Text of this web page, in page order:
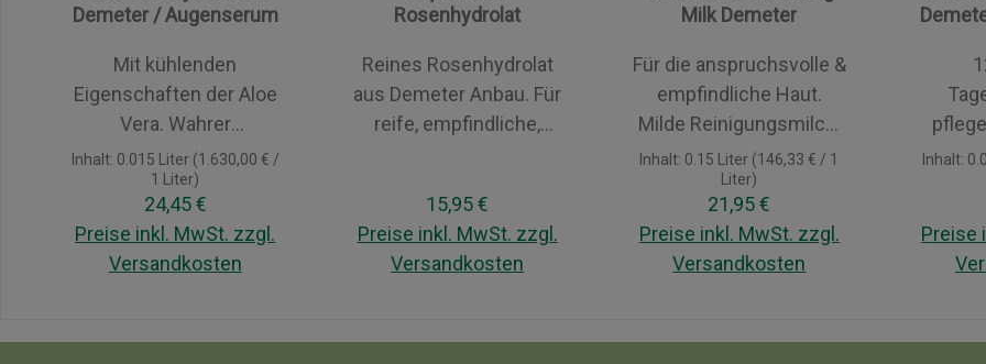
Demeter / Augenserum
Mit kühlenden
Eigenschaften der Aloe
Vera. Wahrer
Feuchtigeitsspender.
Das Demeter Aloe Vera
Augenserum ist ein
wahrer
Feuchtigkeitsspender
Inhalt: 0.015 Liter (1.630,00 € /
1 Liter)
Regulärer Preis:
24,45 €
Preise inkl. MwSt. zzgl.
Versandkosten
Rosenhydrolat
Reines Rosenhydrolat
aus Demeter Anbau. Für
reife, empfindliche,
ist ein reines,
unverfäschtes
Rosenhydrolat aus
Regulärer Preis:
15,95 €
Preise inkl. MwSt. zzgl.
Versandkosten
Milk Demeter
Für die anspruchsvolle &
empfindliche Haut.
Milde Reinigungsmilch.
Mit wertvollen
Pflanzenextrakten. Die
milde Reinigungsmilch
sorgt mit Ihren
wertvollen
Inhalt: 0.15 Liter (146,33 € / 1
Liter)
Regulärer Preis:
21,95 €
Preise inkl. MwSt. zzgl.
Versandkosten
Inhalt:
Preise